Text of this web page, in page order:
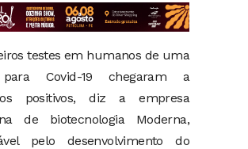
testes em humanos de uma
Covid-19 chegaram a
positivos, diz a empresa
de biotecnologia Moderna,
pelo desenvolvimento do